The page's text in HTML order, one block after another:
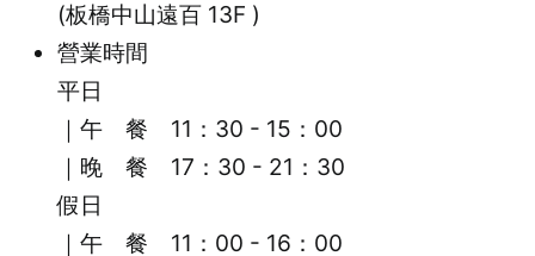
(板橋中山遠百 13F )
營業時間
平日
｜午 餐 11：30 - 15：00
｜晚 餐 17：30 - 21：30
假日
｜午 餐 11：00 - 16：00